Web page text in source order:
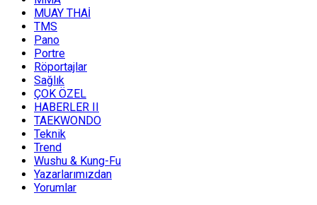
MUAY THAİ
TMS
Pano
Portre
Röportajlar
Sağlık
ÇOK ÖZEL
HABERLER II
TAEKWONDO
Teknik
Trend
Wushu & Kung-Fu
Yazarlarımızdan
Yorumlar